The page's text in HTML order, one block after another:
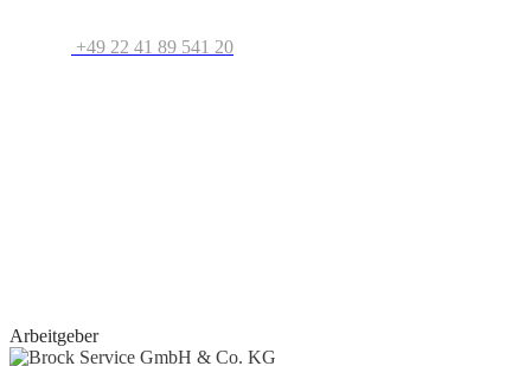
+49 22 41 89 541 20
Arbeitgeber